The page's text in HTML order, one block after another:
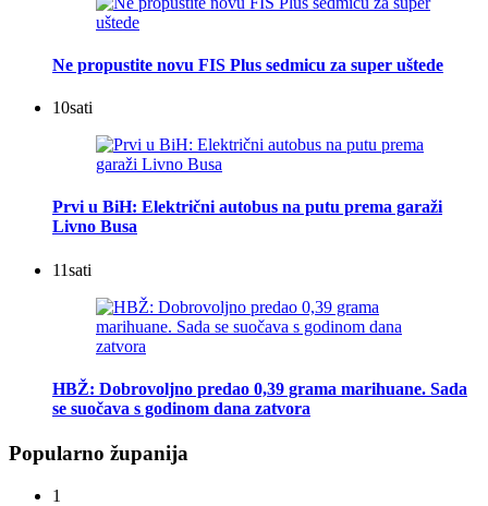
Ne propustite novu FIS Plus sedmicu za super uštede
10sati
Prvi u BiH: Električni autobus na putu prema garaži
Livno Busa
11sati
HBŽ: Dobrovoljno predao 0,39 grama marihuane. Sada
se suočava s godinom dana zatvora
Popularno županija
1